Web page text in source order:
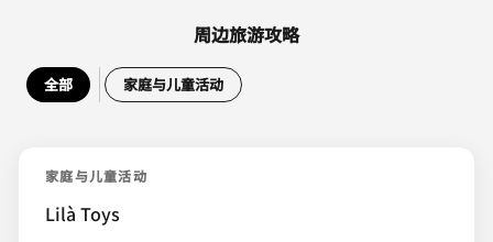
周边旅游攻略
全部 家庭与儿童活动
家庭与儿童活动
Lilà Toys